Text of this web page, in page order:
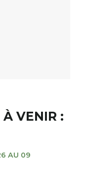
VENIR :
AU 09